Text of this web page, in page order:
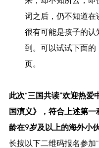
词之后，仍不知道在
很有可能是孩子的认
到。可以试试下面的
页。
此次“三国共读”欢迎热爱
国演义》，符合上述第
龄在9岁及以上的海外小
长按以下二维码报名参加